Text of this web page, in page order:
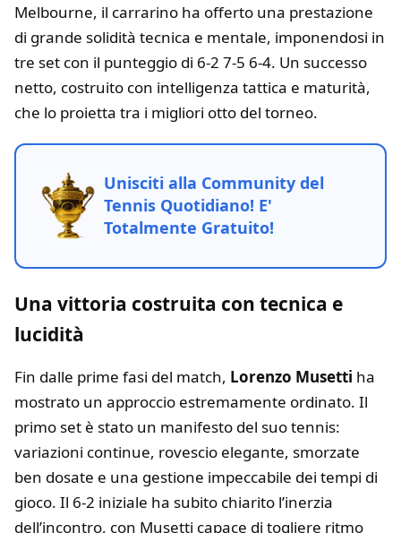
Melbourne, il carrarino ha offerto una prestazione
di grande solidità tecnica e mentale, imponendosi in
tre set con il punteggio di 6-2 7-5 6-4. Un successo
netto, costruito con intelligenza tattica e maturità,
che lo proietta tra i migliori otto del torneo.
Unisciti alla Community del
Tennis Quotidiano! E'
Totalmente Gratuito!
Una vittoria costruita con tecnica e
lucidità
Fin dalle prime fasi del match, Lorenzo Musetti ha
mostrato un approccio estremamente ordinato. Il
primo set è stato un manifesto del suo tennis:
variazioni continue, rovescio elegante, smorzate
ben dosate e una gestione impeccabile dei tempi di
gioco. Il 6-2 iniziale ha subito chiarito l’inerzia
dell’incontro, con Musetti capace di togliere ritmo